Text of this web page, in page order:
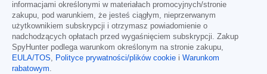
informacjami określonymi w materiałach promocyjnych/stronie
zakupu, pod warunkiem, że jesteś ciągłym, nieprzerwanym
użytkownikiem subskrypcji i otrzymasz powiadomienie o
nadchodzących opłatach przed wygaśnięciem subskrypcji. Zakup
SpyHunter podlega warunkom określonym na stronie zakupu,
EULA/TOS, Polityce prywatności/plików cookie i Warunkom
rabatowym.